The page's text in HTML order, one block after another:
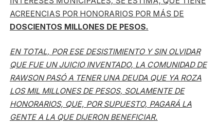
ACREENCIAS POR HONORARIOS POR MÁS DE
DOSCIENTOS MILLONES DE PESOS.
EN TOTAL, POR ESE DESISTIMIENTO Y SIN OLVIDAR
QUE FUE UN JUICIO INVENTADO, LA COMUNIDAD DE
RAWSON PASÓ A TENER UNA DEUDA QUE YA ROZA
LOS MIL MILLONES DE PESOS, SOLAMENTE DE
HONORARIOS, QUE, POR SUPUESTO, PAGARÁ LA
GENTE A LA QUE DIJERON BENEFICIAR.